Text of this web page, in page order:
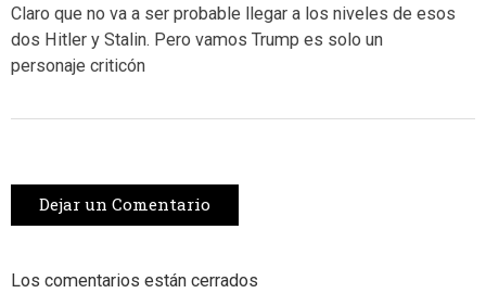
Claro que no va a ser probable llegar a los niveles de esos
dos Hitler y Stalin. Pero vamos Trump es solo un
personaje criticón
Dejar un Comentario
Los comentarios están cerrados